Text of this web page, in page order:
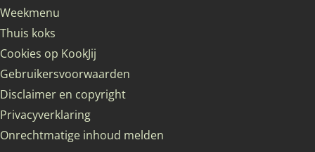
Weekmenu
Thuis koks
Cookies op KookJij
Gebruikersvoorwaarden
Disclaimer en copyright
Privacyverklaring
Onrechtmatige inhoud melden